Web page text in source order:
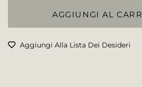
AGGIUNGI AL
Aggiungi Alla Lista Dei Desideri